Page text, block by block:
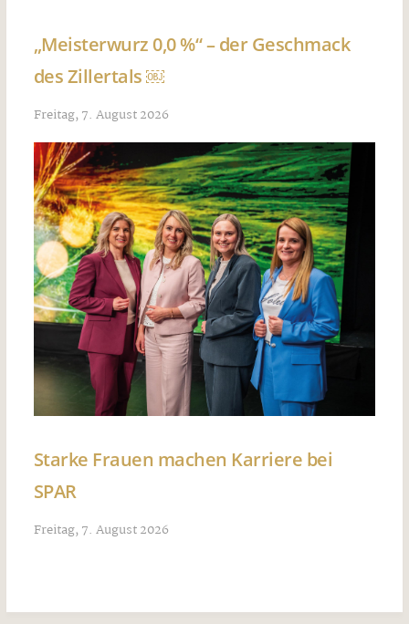
„Meisterwurz 0,0 %“ – der Geschmack
des Zillertals ￼
Freitag, 7. August 2026
Starke Frauen machen Karriere bei
SPAR
Freitag, 7. August 2026